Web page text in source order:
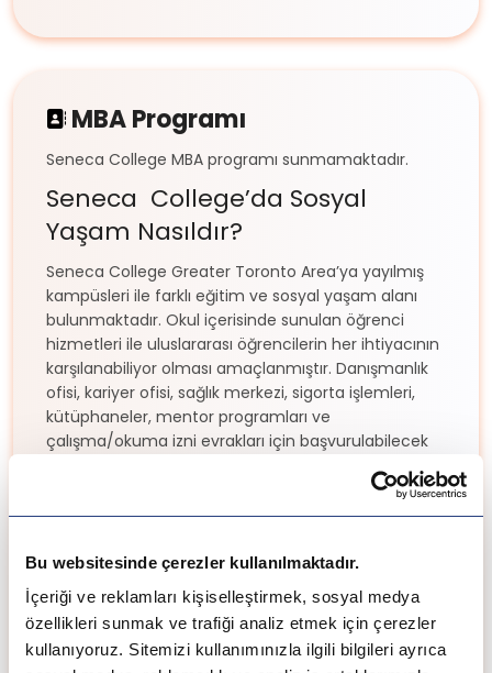
Bu websitesinde çerezler kullanılmaktadır.
İçeriği ve reklamları kişiselleştirmek, sosyal medya
özellikleri sunmak ve trafiği analiz etmek için çerezler
kullanıyoruz. Sitemizi kullanımınızla ilgili bilgileri ayrıca
MBA Programı
Seneca College MBA programı sunmamaktadır.
Seneca College’da Sosyal
Yaşam Nasıldır?
Seneca College Greater Toronto Area’ya yayılmış
kampüsleri ile farklı eğitim ve sosyal yaşam alanı
bulunmaktadır. Okul içerisinde sunulan öğrenci
hizmetleri ile uluslararası öğrencilerin her ihtiyacının
karşılanabiliyor olması amaçlanmıştır. Danışmanlık
ofisi, kariyer ofisi, sağlık merkezi, sigorta işlemleri,
kütüphaneler, mentor programları ve
çalışma/okuma izni evrakları için başvurulabilecek
kampüslerde hafta içi kampüse ulaşımı sağlamak
adına Seneca otobüsleri de çalışmaktadır.
Seneca College’da Akademik
Hayat Nasıldır?
Seneca College başarılı bir eğitim hayatının sınıf içi
öğrenimin sınıf dışı deneyimle birleştirilmesinden